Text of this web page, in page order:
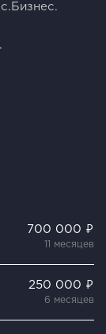
700 000 ₽
11 месяцев
250 000 ₽
6 месяцев